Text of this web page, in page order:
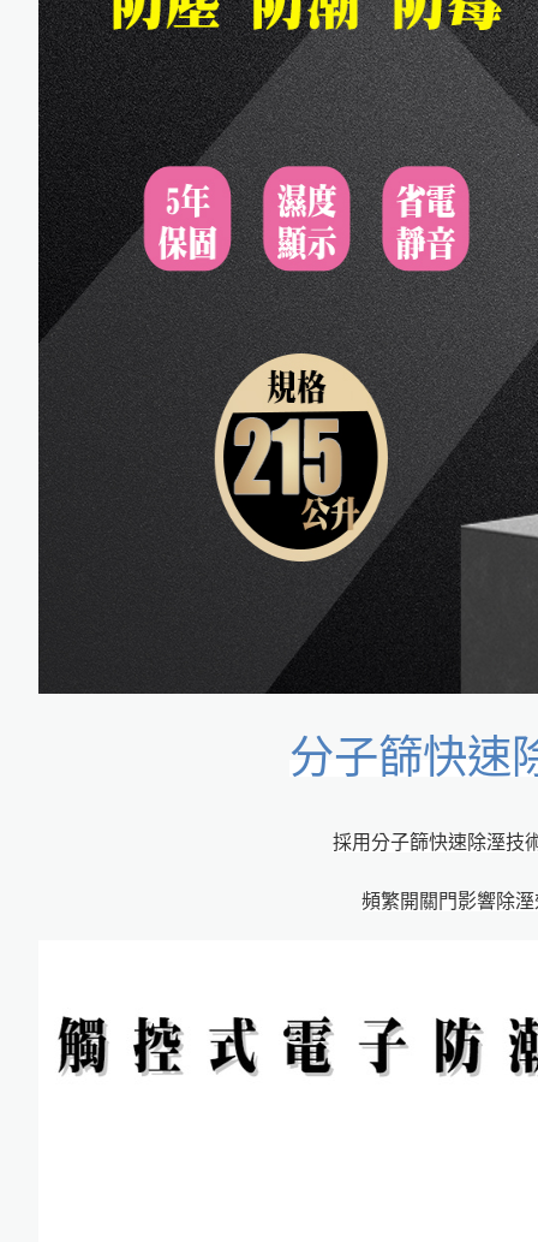
分子篩快速
採用分子篩快速除溼技
頻繁開關門影響除